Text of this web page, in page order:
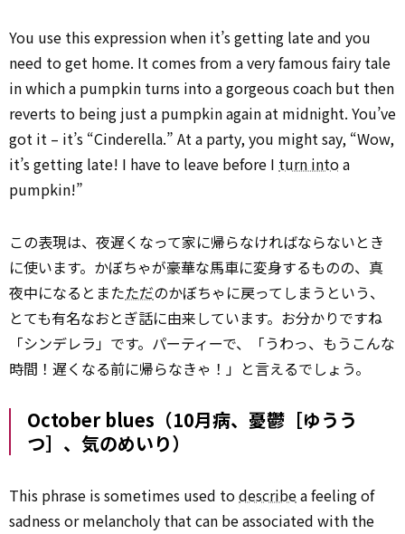
You use this expression when it’s getting late and you
need to get home. It comes from a very famous fairy tale
in which a pumpkin turns into a gorgeous coach but then
reverts to being just a pumpkin again at midnight. You’ve
got it – it’s “Cinderella.” At a party, you might say, “Wow,
it’s getting late! I have to leave before I turn intoa
pumpkin!”
この表現は、夜遅くなって家に帰らなければならないとき
に使います。かぼちゃが豪華な馬車に変身するものの、真
夜中になるとまたただのかぼちゃに戻ってしまうという、
とても有名なおとぎ話に由来しています。お分かりですね
――「シンデレラ」です。パーティーで、「うわっ、もうこんな
時間！遅くなる前に帰らなきゃ！」と言えるでしょう。
October blues（10月病、憂鬱［ゆうう
つ］、気のめいり）
This phrase is sometimes used todescribea feeling of
sadness or melancholy that can be associated with the